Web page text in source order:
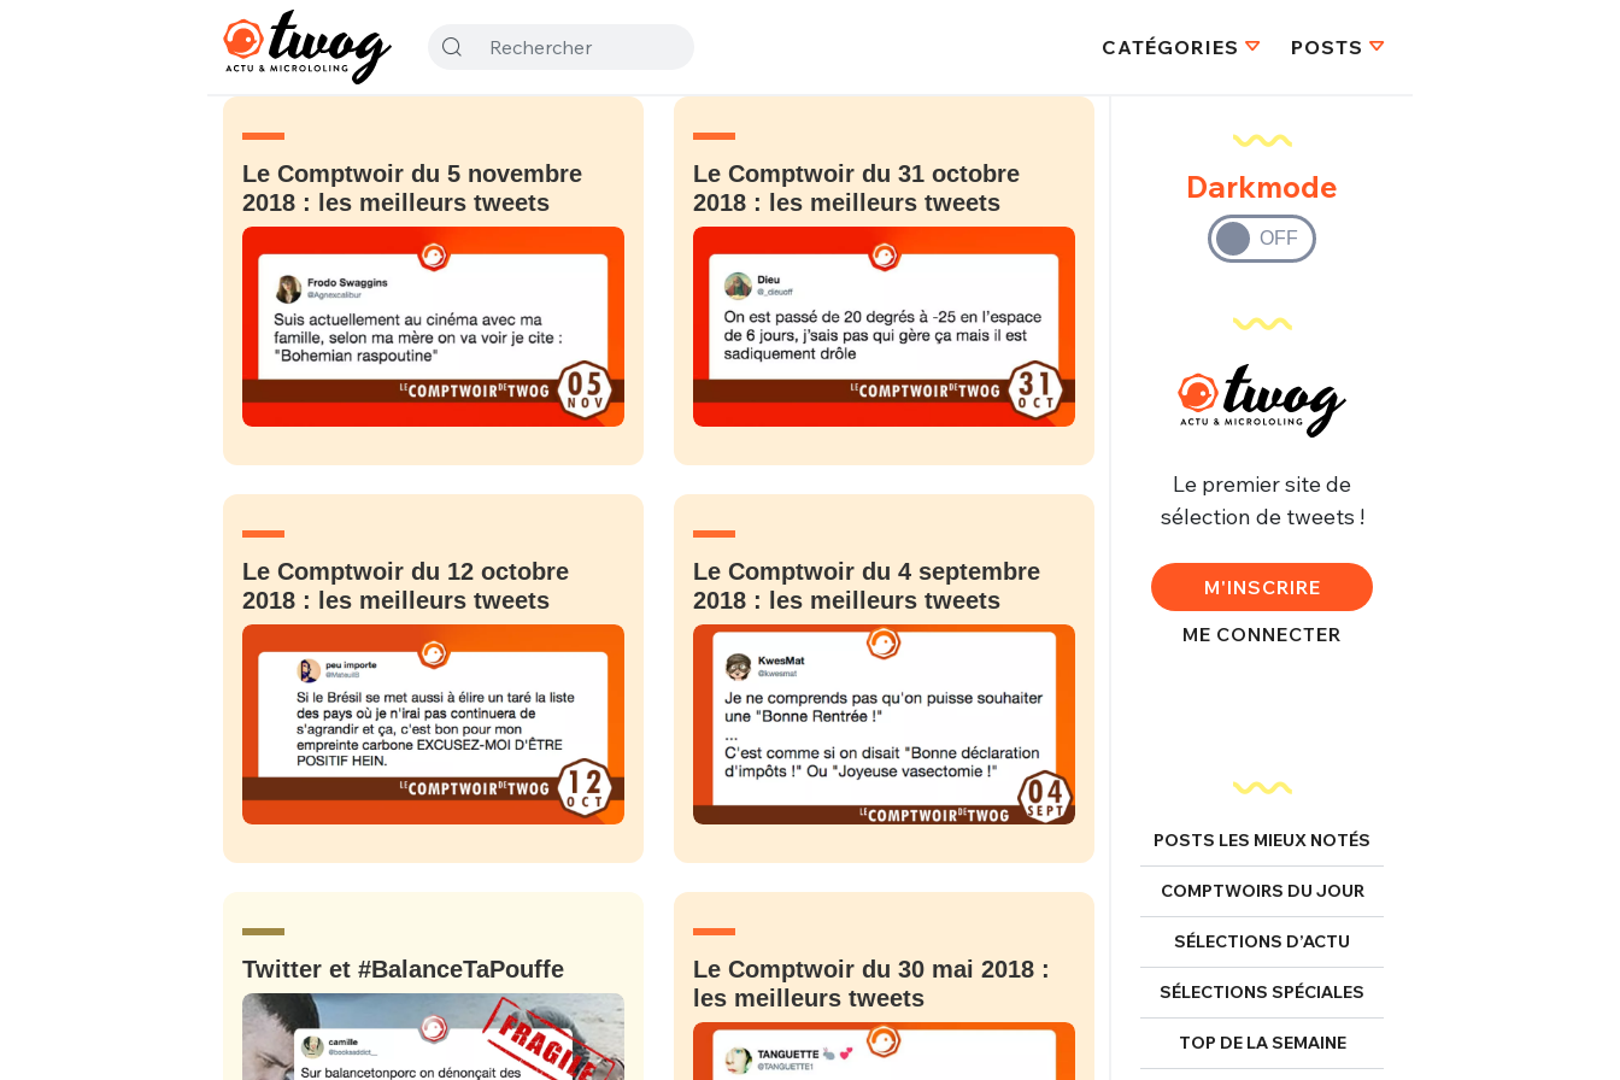
CATÉGORIES POSTS
Le Comptwoir du 5 novembre
2018 : les meilleurs tweets
Le Comptwoir du 31 octobre
2018 : les meilleurs tweets
Le Comptwoir du 12 octobre
2018 : les meilleurs tweets
Le Comptwoir du 4 septembre
2018 : les meilleurs tweets
Twitter et #BalanceTaPouffe
Le Comptwoir du 30 mai 2018 :
les meilleurs tweets
Darkmode
Le premier site de
sélection de tweets !
M'INSCRIRE
ME CONNECTER
POSTS LES MIEUX NOTÉS
COMPTWOIRS DU JOUR
SÉLECTIONS D’ACTU
SÉLECTIONS SPÉCIALES
TOP DE LA SEMAINE
FERMER